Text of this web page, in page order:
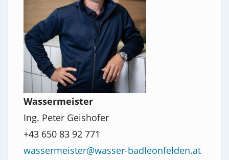
Wassermeister
Ing. Peter Geishofer
+43 650 83 92 771
wassermeister@wasser-badleonfelden.at